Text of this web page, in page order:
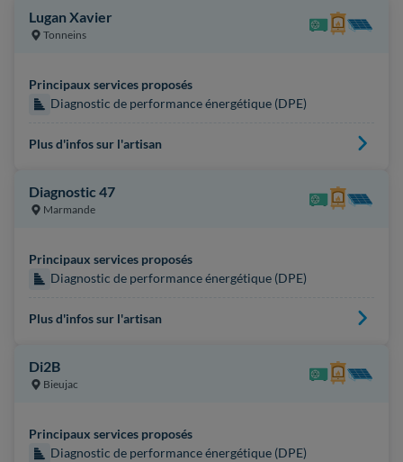
Lugan Xavier
Tonneins
Principaux services proposés
Diagnostic de performance énergétique (DPE)
Plus d'infos sur l'artisan
Diagnostic 47
Marmande
Principaux services proposés
Diagnostic de performance énergétique (DPE)
Plus d'infos sur l'artisan
Di2B
Bieujac
Principaux services proposés
Diagnostic de performance énergétique (DPE)